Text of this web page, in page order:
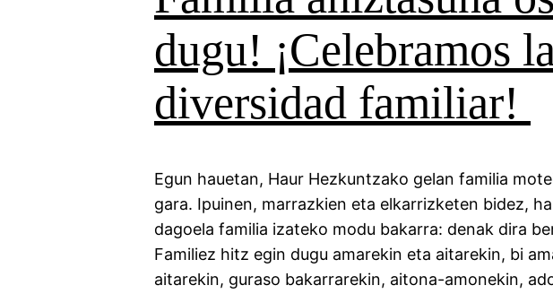
dugu! ¡Celebramos
diversidad familiar!
Egun hauetan, Haur Hezkuntzako gelan familia
gara. Ipuinen, marrazkien eta elkarrizketen bidez,
dagoela familia izateko modu bakarra: denak dira
Familiez hitz egin dugu amarekin eta aitarekin, bi
aitarekin, guraso bakarrarekin, aitona-amonekin,